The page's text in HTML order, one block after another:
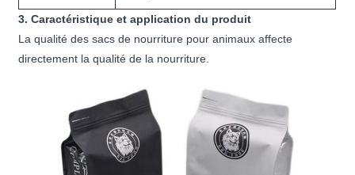
3. Caractéristique et application du produit
La qualité des sacs de nourriture pour animaux affecte
directement la qualité de la nourriture.